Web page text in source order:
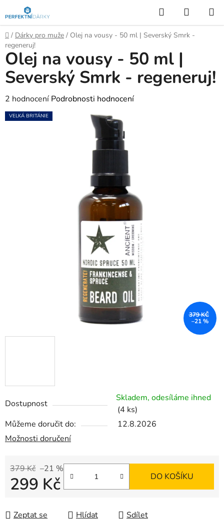
na
obsah
Hledat
KOŠÍK
Domů
/ Dárky pro muže / Olej na vousy - 50 ml | Severský Smrk -
regeneruj!
Dostupnost
Skladem, odesíláme ihned
(4 ks)
Můžeme doručit do:
12.8.2026
Možnosti doručení
379 Kč –21 %
299 Kč DO KOŠÍKU
Zeptat se Hlídat Sdílet
Olej na vousy - 50 ml |
Severský Smrk - regeneruj!
Průměrné
hodnocení
2 hodnocení Podrobnosti hodnocení
VELKÁ BRITÁNIE
379 KČ
–21 %